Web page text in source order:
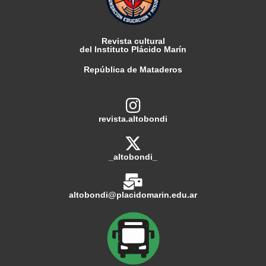
Revista cultural
del Instituto Plácido Marín
República de Mataderos
revista.altobondi
_altobondi_
altobondi@placidomarin.edu.ar